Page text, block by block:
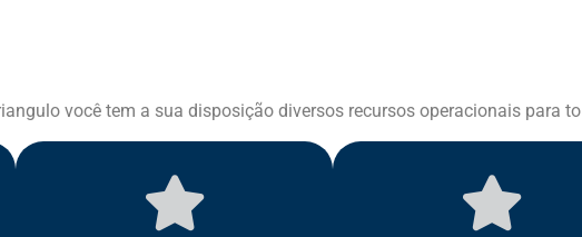
você tem a sua disposição diversos recursos operacionais para